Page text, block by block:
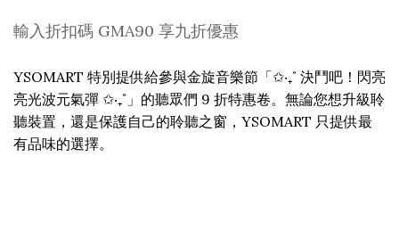
輸入折扣碼 GMA90 享九折優惠
YSOMART 特別提供給參與金旋音樂節「✩‧₊˚ 決鬥吧！閃亮
亮光波元氣彈 ✩‧₊˚」的聽眾們 9 折特惠卷。無論您想升級聆
聽裝置，還是保護自己的聆聽之窗，YSOMART 只提供最
有品味的選擇。